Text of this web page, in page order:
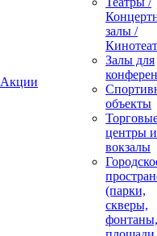
Акции
залы /
Залы для
объекты
центры и
вокзалы
(парки,
скверы,
фонтаны,